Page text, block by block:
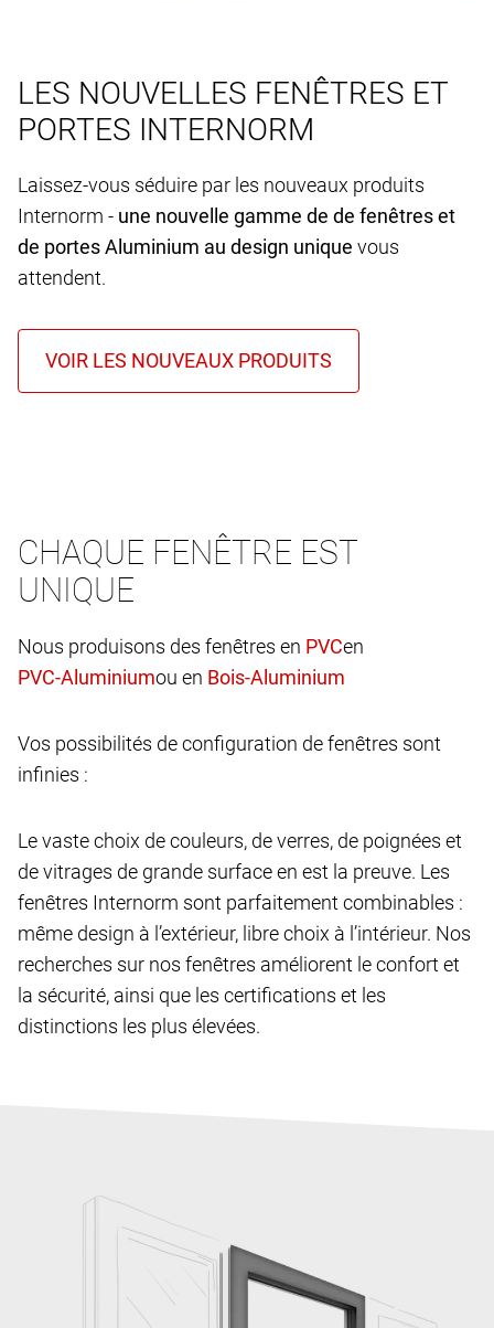
LES NOUVELLES FENÊTRES ET
PORTES INTERNORM
Laissez-vous séduire par les nouveaux produits
Internorm - une nouvelle gamme de de fenêtres et
de portes Aluminium au design unique vous
attendent.
CHAQUE FENÊTRE EST
UNIQUE
Nous produisons des fenêtres en
en
ou en
Vos possibilités de configuration de fenêtres sont
infinies :
Le vaste choix de couleurs, de verres, de poignées et
de vitrages de grande surface en est la preuve. Les
fenêtres Internorm sont parfaitement combinables :
même design à l’extérieur, libre choix à l’intérieur. Nos
recherches sur nos fenêtres améliorent le confort et
la sécurité, ainsi que les certifications et les
distinctions les plus élevées.